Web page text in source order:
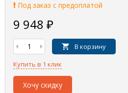
Под заказ с предоплатой
9 948 ₽
В корзину
Купить в 1 клик
Хочу скидку